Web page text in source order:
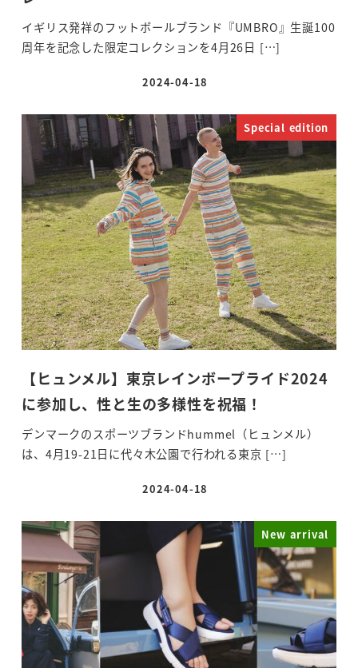
イギリス発祥のフットボールブランド『UMBRO』生誕100
周年を記念した限定コレクションを4月26日 […]
投稿日
2024-04-18
Special edition
【ヒュンメル】東京レインボープライド2024
に参加し、性と生の多様性を祝福！
デンマークのスポーツブランドhummel（ヒュンメル）
は、4月19-21日に代々木公園で行われる東京 […]
投稿日
2024-04-18
New arrival